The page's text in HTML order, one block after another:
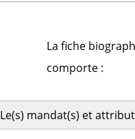
La fiche
comporte :
Le(s) mandat(s) et